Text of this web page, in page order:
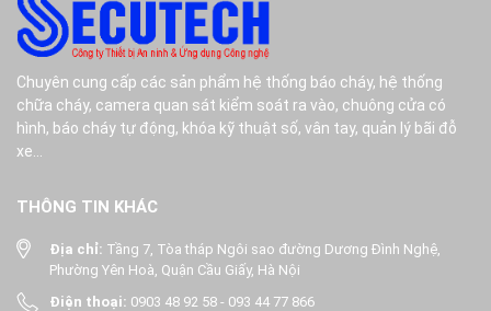
Chuyên cung cấp các sản phẩm hệ thống báo cháy, hệ thống
chữa cháy, camera quan sát kiểm soát ra vào, chuông cửa có
hình, báo cháy tự động, khóa kỹ thuật số, vân tay, quản lý bãi đỗ
xe...
THÔNG TIN KHÁC
Địa chỉ: Tầng 7, Tòa tháp Ngôi sao đường Dương Đình Nghệ,
Phường Yên Hoà, Quận Cầu Giấy, Hà Nội
Điện thoại: 0903 48 92 58 - 093 44 77 866